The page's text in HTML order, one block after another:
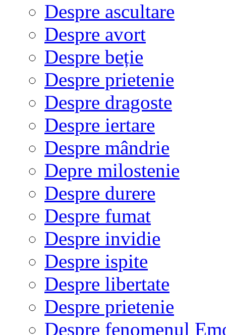
Despre ascultare
Despre avort
Despre beție
Despre prietenie
Despre dragoste
Despre iertare
Despre mândrie
Depre milostenie
Despre durere
Despre fumat
Despre invidie
Despre ispite
Despre libertate
Despre prietenie
Despre fenomenul